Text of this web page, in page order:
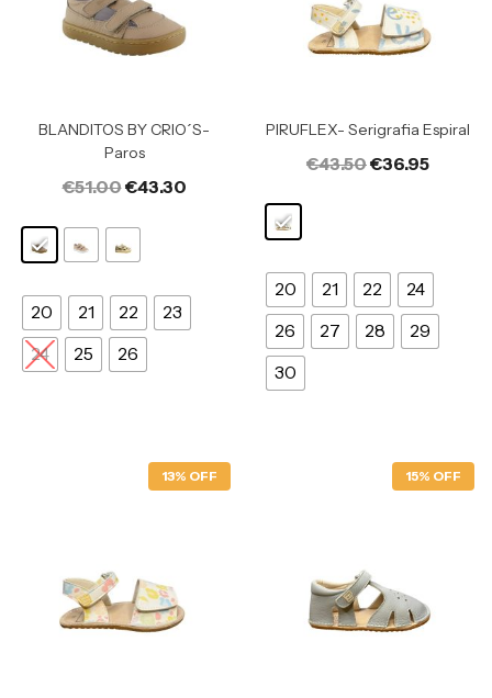
BLANDITOS BY CRIO´S-
Paros
€51.00€43.30
20 21 22
23
24
25 26
PIRUFLEX- Serigrafia Espiral
€43.50€36.95
20 21 22
24
26
27 28
29
30
13% OFF 15% OFF